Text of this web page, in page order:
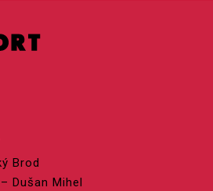
Brod
Dušan Mihel